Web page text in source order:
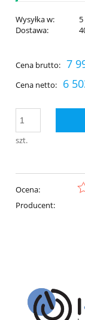
Wysyłka w:
Dostawa:
Cena nie
Cena brutto: 7
Cena netto: 6
szt.
Ocena:
Producent: